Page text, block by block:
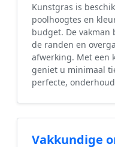
Kunstgras is
poolhoogtes en
budget. De vakman
de randen en
afwerking. Met een
geniet u minimaal
perfecte,
Vakkundige